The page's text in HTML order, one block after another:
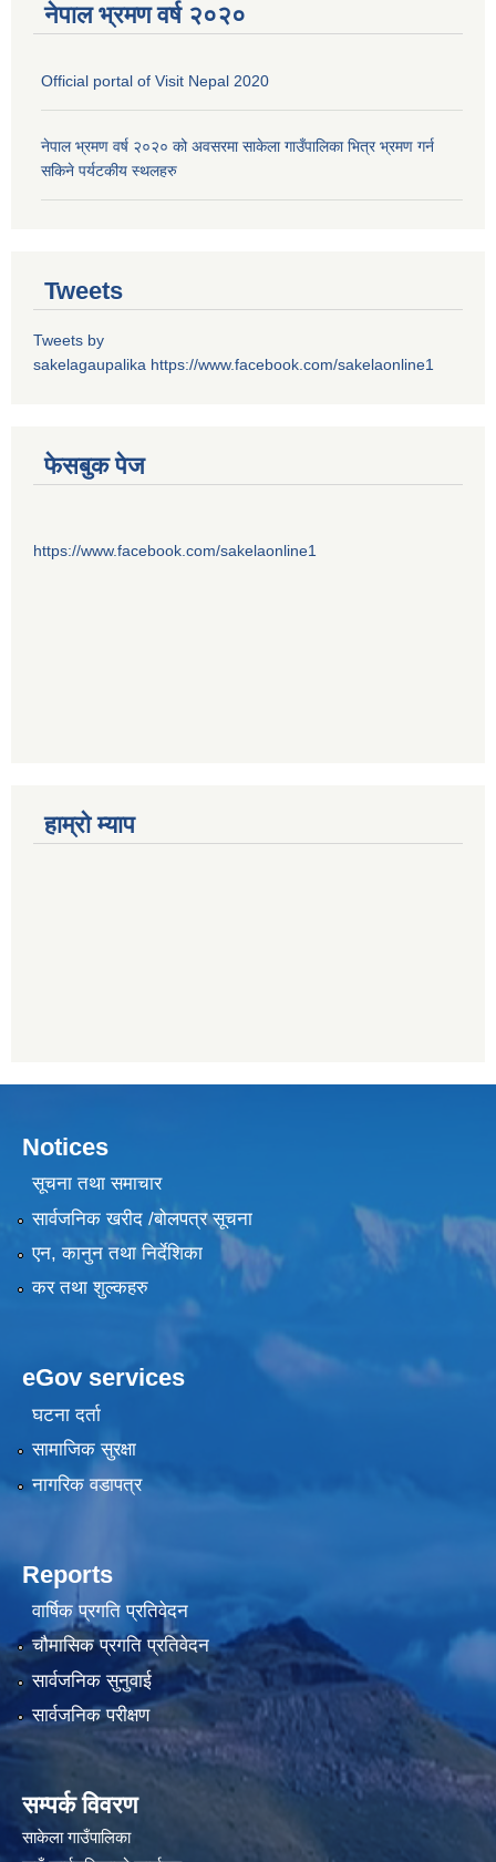
नेपाल भ्रमण वर्ष २०२०
Official portal of Visit Nepal 2020
नेपाल भ्रमण वर्ष २०२० को अवसरमा साकेला गाउँपालिका भित्र भ्रमण गर्न
सकिने पर्यटकीय स्थलहरु
Tweets
Tweets by
sakelagaupalika https://www.facebook.com/sakelaonline1
फेसबुक पेज
https://www.facebook.com/sakelaonline1
हाम्राे म्याप
Notices
सूचना तथा समाचार
सार्वजनिक खरीद /बोलपत्र सूचना
एन, कानुन तथा निर्देशिका
कर तथा शुल्कहरु
eGov services
घटना दर्ता
सामाजिक सुरक्षा
नागरिक वडापत्र
Reports
वार्षिक प्रगति प्रतिवेदन
चौमासिक प्रगति प्रतिवेदन
सार्वजनिक सुनुवाई
सार्वजनिक परीक्षण
सम्पर्क विवरण
साकेला गाउँपालिका